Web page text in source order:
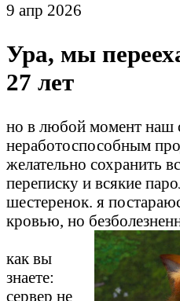
9 апр 2026
Ура, мы
27 лет
но в любой момент наш
неработоспособным
желательно сохранить
переписку и всякие
шестеренок. я
кровью, но
как вы
знаете:
сервер не